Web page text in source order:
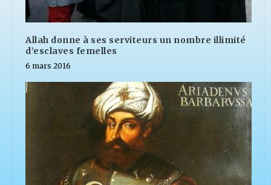
Allah donne à ses serviteurs un nombre illimité
d’esclaves femelles
6 mars 2016